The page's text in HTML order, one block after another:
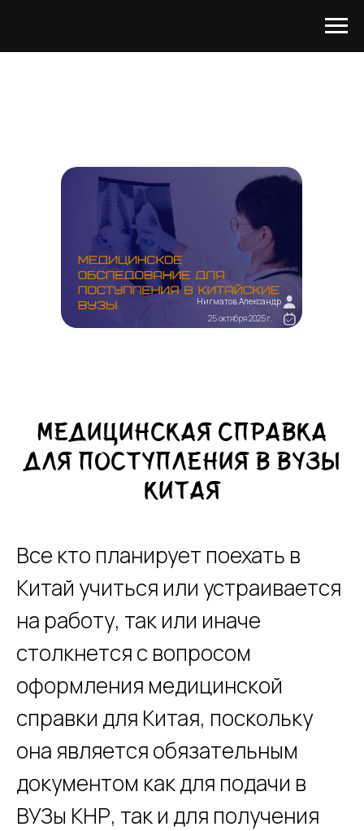
25 октября 2025 г.
Нигматов Александр
Медицинская справка
для поступления в ВУЗы
Китая
Все кто планирует поехать в
Китай учиться или устраивается
на работу, так или иначе
столкнется с вопросом
оформления медицинской
справки для Китая, поскольку
она является обязательным
документом как для подачи в
ВУЗы КНР, так и для получения